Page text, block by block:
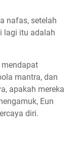
nafas, setelah
lagi itu adalah
mantra, dan
apakah mereka
Eun
diri.